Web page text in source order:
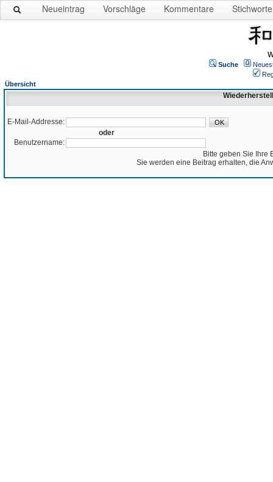
Neueintrag Vorschläge Kommentare Stichworte
Suche
Übersicht
E-Mail-Addresse:
oder
Benutzername:
Bitte geben Sie Ihre
Sie werden eine Beitrag erhalten, die